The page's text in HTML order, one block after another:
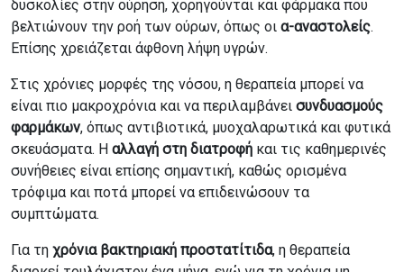
δυσκολίες στην ούρηση, χορηγούνται και φάρμακα που
βελτιώνουν την ροή των ούρων, όπως οι α-αναστολείς.
Επίσης χρειάζεται άφθονη λήψη υγρών.
Στις χρόνιες μορφές της νόσου, η θεραπεία μπορεί να
είναι πιο μακροχρόνια και να περιλαμβάνει συνδυασμούς
φαρμάκων, όπως αντιβιοτικά, μυοχαλαρωτικά και φυτικά
σκευάσματα. Η αλλαγή στη διατροφή και τις καθημερινές
συνήθειες είναι επίσης σημαντική, καθώς ορισμένα
τρόφιμα και ποτά μπορεί να επιδεινώσουν τα
συμπτώματα.
Για τη χρόνια βακτηριακή προστατίτιδα, η θεραπεία